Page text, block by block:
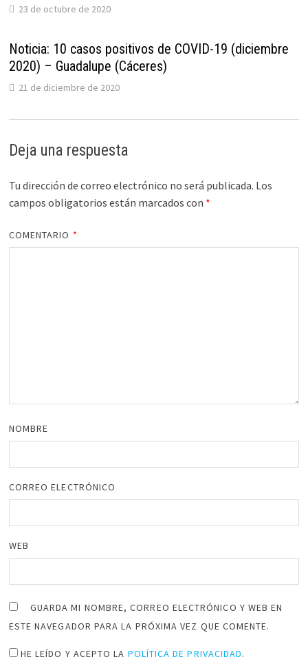
23 de octubre de 2020
Noticia: 10 casos positivos de COVID-19 (diciembre
2020) – Guadalupe (Cáceres)
21 de diciembre de 2020
Deja una respuesta
Tu dirección de correo electrónico no será publicada. Los
campos obligatorios están marcados con *
COMENTARIO *
NOMBRE
CORREO ELECTRÓNICO
WEB
GUARDA MI NOMBRE, CORREO ELECTRÓNICO Y WEB EN
ESTE NAVEGADOR PARA LA PRÓXIMA VEZ QUE COMENTE.
HE LEÍDO Y ACEPTO LA POLÍTICA DE PRIVACIDAD.